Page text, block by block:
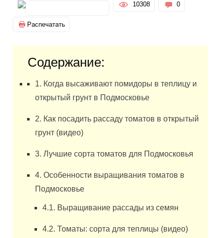
10308 0
Распечатать
Содержание:
1. Когда высаживают помидоры в теплицу и
открытый грунт в Подмосковье
2. Как посадить рассаду томатов в открытый
грунт (видео)
3. Лучшие сорта томатов для Подмосковья
4. Особенности выращивания томатов в
Подмосковье
4.1. Выращивание рассады из семян
4.2. Томаты: сорта для теплицы (видео)